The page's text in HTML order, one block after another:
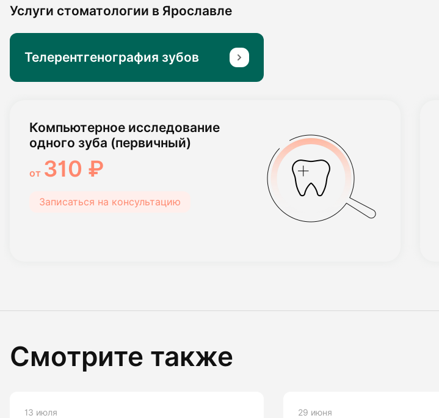
Услуги стоматологии в Ярославле
Телерентгенография зубов
Компьютерное исследование
одного зуба (первичный)
от 310 ₽
Записаться на консультацию
Смотрите также
13 июля 29 июня